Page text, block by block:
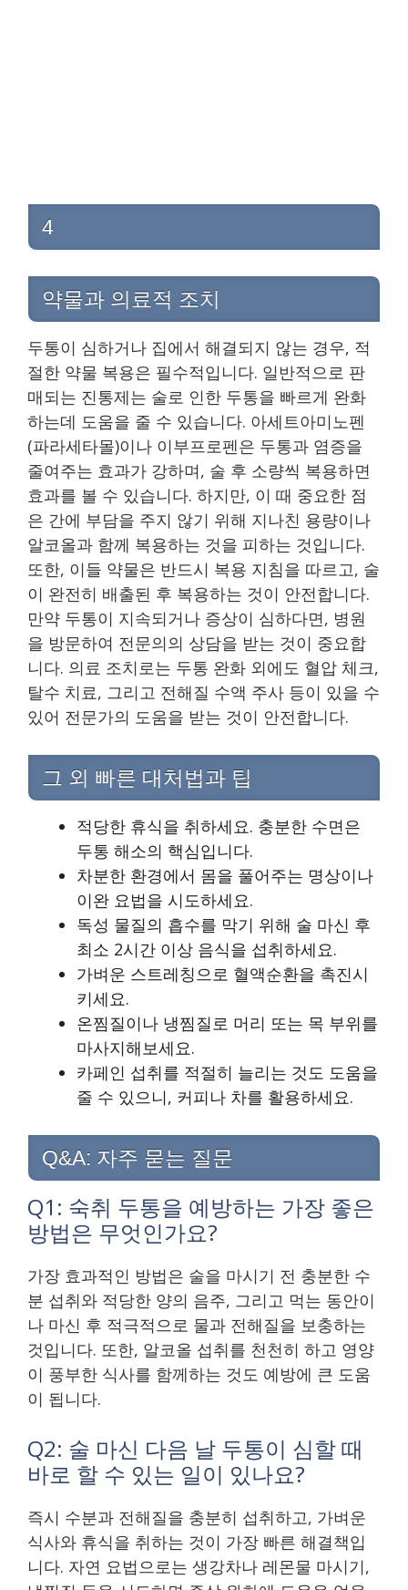
4
약물과 의료적 조치
두통이 심하거나 집에서 해결되지 않는 경우, 적
절한 약물 복용은 필수적입니다. 일반적으로 판
매되는 진통제는 술로 인한 두통을 빠르게 완화
하는데 도움을 줄 수 있습니다. 아세트아미노펜
(파라세타몰)이나 이부프로펜은 두통과 염증을
줄여주는 효과가 강하며, 술 후 소량씩 복용하면
효과를 볼 수 있습니다. 하지만, 이 때 중요한 점
은 간에 부담을 주지 않기 위해 지나친 용량이나
알코올과 함께 복용하는 것을 피하는 것입니다.
또한, 이들 약물은 반드시 복용 지침을 따르고, 술
이 완전히 배출된 후 복용하는 것이 안전합니다.
만약 두통이 지속되거나 증상이 심하다면, 병원
을 방문하여 전문의의 상담을 받는 것이 중요합
니다. 의료 조치로는 두통 완화 외에도 혈압 체크,
탈수 치료, 그리고 전해질 수액 주사 등이 있을 수
있어 전문가의 도움을 받는 것이 안전합니다.
그 외 빠른 대처법과 팁
적당한 휴식을 취하세요. 충분한 수면은
두통 해소의 핵심입니다.
차분한 환경에서 몸을 풀어주는 명상이나
이완 요법을 시도하세요.
독성 물질의 흡수를 막기 위해 술 마신 후
최소 2시간 이상 음식을 섭취하세요.
가벼운 스트레칭으로 혈액순환을 촉진시
키세요.
온찜질이나 냉찜질로 머리 또는 목 부위를
마사지해보세요.
카페인 섭취를 적절히 늘리는 것도 도움을
줄 수 있으니, 커피나 차를 활용하세요.
Q&A: 자주 묻는 질문
Q1: 숙취 두통을 예방하는 가장 좋은
방법은 무엇인가요?
가장 효과적인 방법은 술을 마시기 전 충분한 수
분 섭취와 적당한 양의 음주, 그리고 먹는 동안이
나 마신 후 적극적으로 물과 전해질을 보충하는
것입니다. 또한, 알코올 섭취를 천천히 하고 영양
이 풍부한 식사를 함께하는 것도 예방에 큰 도움
이 됩니다.
Q2: 술 마신 다음 날 두통이 심할 때
바로 할 수 있는 일이 있나요?
즉시 수분과 전해질을 충분히 섭취하고, 가벼운
식사와 휴식을 취하는 것이 가장 빠른 해결책입
니다. 자연 요법으로는 생강차나 레몬물 마시기,